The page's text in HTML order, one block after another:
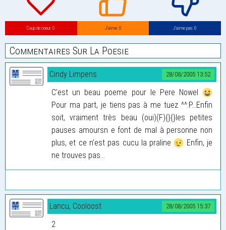
Coup de coeur: 0 J’aime: 0 J’aime pas: 0
Commentaires Sur La Poesie
28/08/2005 13:52
Cindy Limpens
C’est un beau poeme pour le Pere Nowel
Pour ma part, je tiens pas à me tuez ^^:P...Enfin
soit, vraiment très beau (oui)(F){}{}les petites
pauses amoursn e font de mal à personne non
plus, et ce n’est pas cucu la praline
Enfin, je
ne trouves pas...
28/08/2005 15:37
Lancu, Cooloost
2